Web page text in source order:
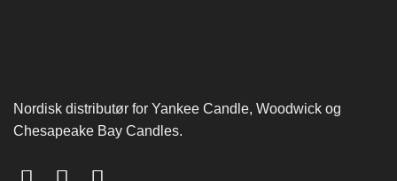
Nordisk distributør for Yankee Candle, Woodwick og
Chesapeake Bay Candles.